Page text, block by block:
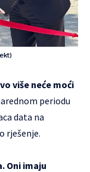
više neće moći
periodu
data na
rješenje.
Oni imaju